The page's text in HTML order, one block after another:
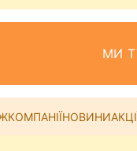
МИ
КОМПАНІЇНОВИНИ